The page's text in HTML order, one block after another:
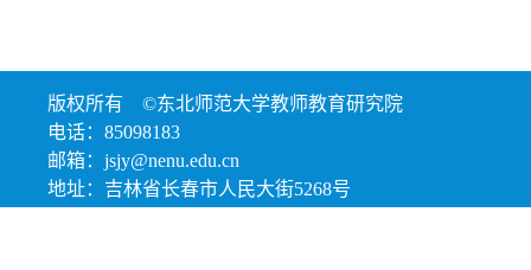
版权所有 ©东北师范大学教师教育研究院
电话：85098183
邮箱：jsjy@nenu.edu.cn
地址：吉林省长春市人民大街5268号